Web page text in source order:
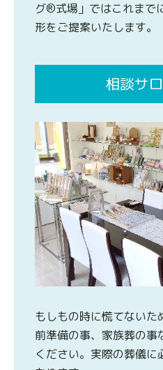
グ®式場」ではこれまで
形をご提案いたします。
相談サ
もしもの時に慌てないた
前準備の事、家族葬の事
ください。実際の葬儀に